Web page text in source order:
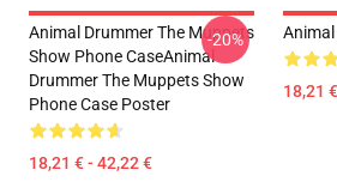
Animal Drummer The Muppets
Show Phone CaseAnimal
Drummer The Muppets Show
Phone Case Poster
18,21 € - 42,22 €
-20%
18,21